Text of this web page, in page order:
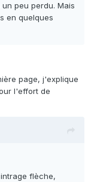
peu perdu. Mais
en quelques
page, j'explique
l'effort de
flèche,